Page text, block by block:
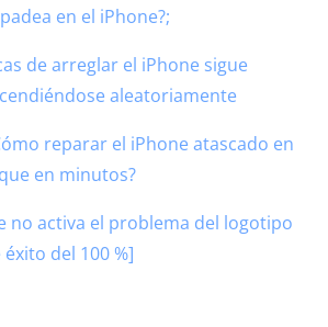
en el iPhone?;
de arreglar el iPhone sigue
aleatoriamente
reparar el iPhone atascado en
en minutos?
no activa el problema del logotipo
del 100 %]